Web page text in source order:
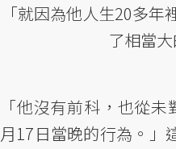
「就因為他人生20多
了相當大
「他沒有前科，也從
月17日當晚的行為。」